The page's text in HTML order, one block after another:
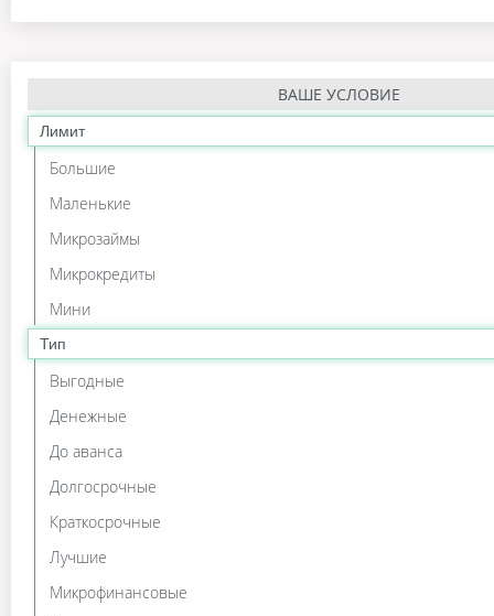
ВАШЕ УСЛОВИЕ
Лимит
Большие
Маленькие
Микрозаймы
Микрокредиты
Мини
Тип
Выгодные
Денежные
До аванса
Долгосрочные
Краткосрочные
Лучшие
Микрофинансовые